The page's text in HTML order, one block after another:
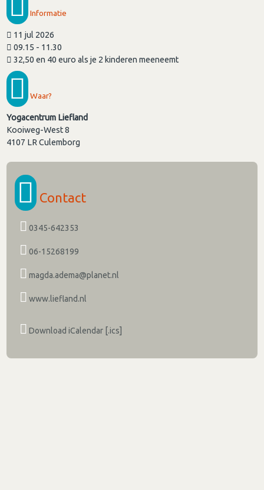
Informatie
11 jul 2026
09.15 - 11.30
32,50 en 40 euro als je 2 kinderen meeneemt
Waar?
Yogacentrum Liefland
Kooiweg-West 8
4107 LRCulemborg
Contact
0345-642353
06-15268199
magda.adema@planet.nl
www.liefland.nl
Download iCalendar [.ics]